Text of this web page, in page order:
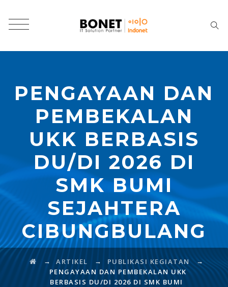
PENGAYAAN DAN
PEMBEKALAN
UKK BERBASIS
DU/DI 2026 DI
SMK BUMI
SEJAHTERA
CIBUNGBULANG
→ ARTIKEL → PUBLIKASI KEGIATAN→
PENGAYAAN DAN PEMBEKALAN UKK
BERBASIS DU/DI 2026 DI SMK BUMI